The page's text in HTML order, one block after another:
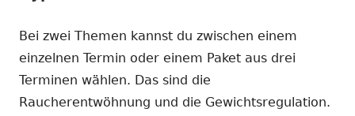
Bei zwei Themen kannst du zwischen einem
einzelnen Termin oder einem Paket aus drei
Terminen wählen. Das sind die
Raucherentwöhnung und die Gewichtsregulation.